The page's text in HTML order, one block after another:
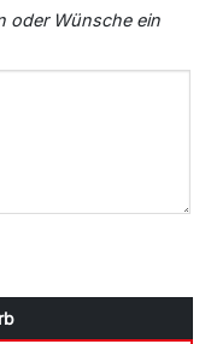
oder Wünsche ein
Carre Nussbaum